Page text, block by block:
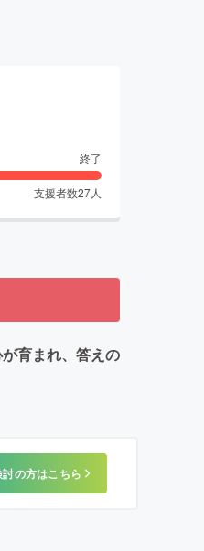
終了
支援者数27人
育まれ、答えの
の方はこちら